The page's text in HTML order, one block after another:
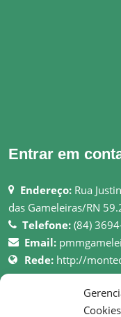
Cookies
Entrar em
Endereço: Rua
das Gameleiras/RN
Telefone: (84)
Email:
Rede: http://
Atendimento ao